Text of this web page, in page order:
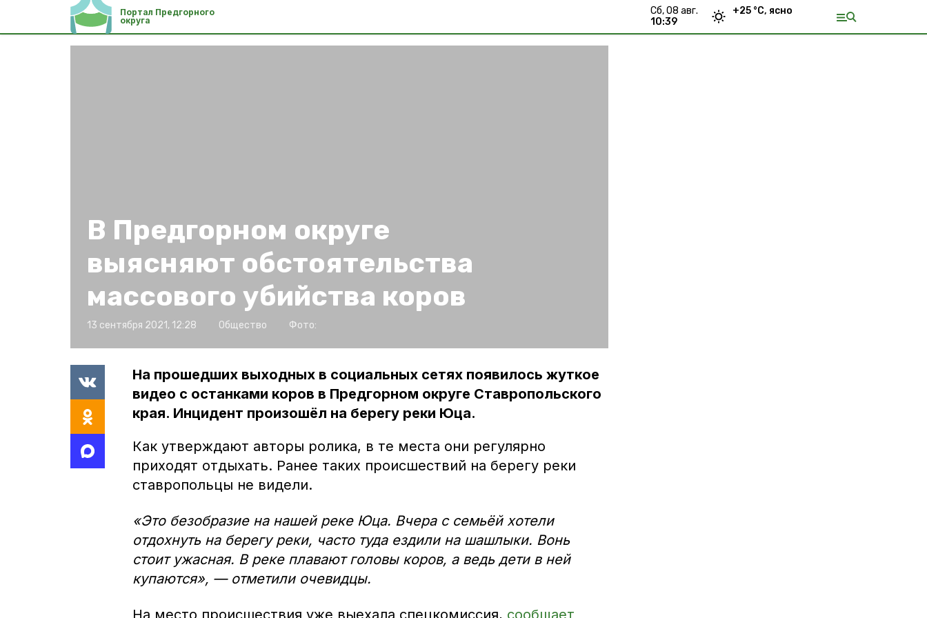
Портал Предгорного
округа
сб, 08 авг.
10:39
+25 °С, ясно
В Предгорном округе
выясняют обстоятельства
массового убийства коров
13 сентября 2021, 12:28 Общество Фото:
На прошедших выходных в социальных сетях появилось жуткое
видео с останками коров в Предгорном округе Ставропольского
края. Инцидент произошёл на берегу реки Юца.
Как утверждают авторы ролика, в те места они регулярно
приходят отдыхать. Ранее таких происшествий на берегу реки
ставропольцы не видели.
«Это безобразие на нашей реке Юца. Вчера с семьёй хотели
отдохнуть на берегу реки, часто туда ездили на шашлыки. Вонь
стоит ужасная. В реке плавают головы коров, а ведь дети в ней
купаются», — отметили очевидцы.
На место происшествия уже выехала спецкомиссия, сообщает